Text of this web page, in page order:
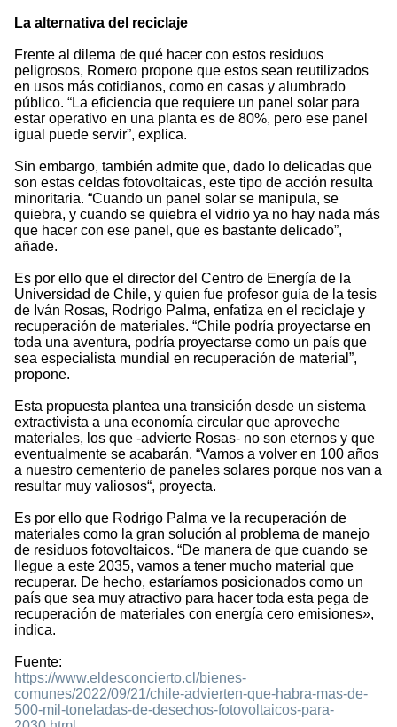
La alternativa del reciclaje
Frente al dilema de qué hacer con estos residuos
peligrosos, Romero propone que estos sean reutilizados
en usos más cotidianos, como en casas y alumbrado
público. “La eficiencia que requiere un panel solar para
estar operativo en una planta es de 80%, pero ese panel
igual puede servir”, explica.
Sin embargo, también admite que, dado lo delicadas que
son estas celdas fotovoltaicas, este tipo de acción resulta
minoritaria. “Cuando un panel solar se manipula, se
quiebra, y cuando se quiebra el vidrio ya no hay nada más
que hacer con ese panel, que es bastante delicado”,
añade.
Es por ello que el director del Centro de Energía de la
Universidad de Chile, y quien fue profesor guía de la tesis
de Iván Rosas, Rodrigo Palma, enfatiza en el reciclaje y
recuperación de materiales. “Chile podría proyectarse en
toda una aventura, podría proyectarse como un país que
sea especialista mundial en recuperación de material”,
propone.
Esta propuesta plantea una transición desde un sistema
extractivista a una economía circular que aproveche
materiales, los que -advierte Rosas- no son eternos y que
eventualmente se acabarán. “Vamos a volver en 100 años
a nuestro cementerio de paneles solares porque nos van a
resultar muy valiosos“, proyecta.
Es por ello que Rodrigo Palma ve la recuperación de
materiales como la gran solución al problema de manejo
de residuos fotovoltaicos. “De manera de que cuando se
llegue a este 2035, vamos a tener mucho material que
recuperar. De hecho, estaríamos posicionados como un
país que sea muy atractivo para hacer toda esta pega de
recuperación de materiales con energía cero emisiones»,
indica.
Fuente:
https://www.eldesconcierto.cl/bienes-
comunes/2022/09/21/chile-advierten-que-habra-mas-de-
500-mil-toneladas-de-desechos-fotovoltaicos-para-